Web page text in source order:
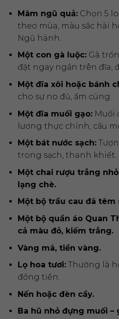
Mâm ngũ quả:Chọn 5
theo mùa, màu sắc hài
Ngũ hành.
Một con gà luộc:Gà
đặt ngay ngắn trên đĩa,
Một đĩa xôi hoặc bánh
cho sự no đủ, ấm cúng.
Một đĩa muối gạo:Muối
lương thực chính, cầu
Một bát nước sạch:
trong sạch, thanh khiết.
Một chai rượu trắng
lạng chè.
Một bộ trầu cau đã têm
Một bộ quần áo Quan
cả màu đỏ, kiếm trắng.
Vàng mã, tiền vàng.
Lọ hoa tươi:Thường là
đồng tiền.
Nến hoặc đèn cầy.
Ba hũ nhỏ đựng muối –